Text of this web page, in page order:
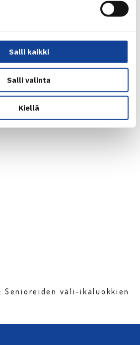
Salli kaikki
Salli valinta
Kiellä
Senioreiden väli-ikäluokkien